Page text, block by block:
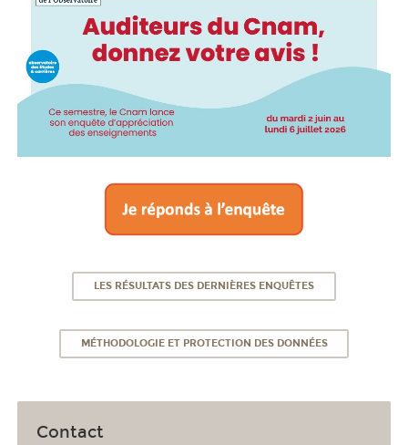
LES RÉSULTATS DES DERNIÈRES ENQUÊTES
MÉTHODOLOGIE ET PROTECTION DES DONNÉES
Contact